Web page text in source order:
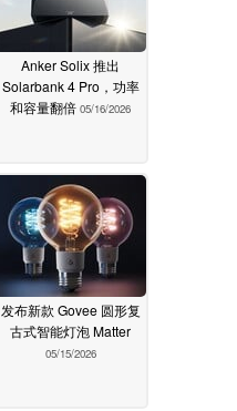
Anker Solix 推出
Solarbank 4 Pro，功率
和容量翻倍 05/16/2026
发布新款 Govee 圆形复
古式智能灯泡 Matter
05/15/2026